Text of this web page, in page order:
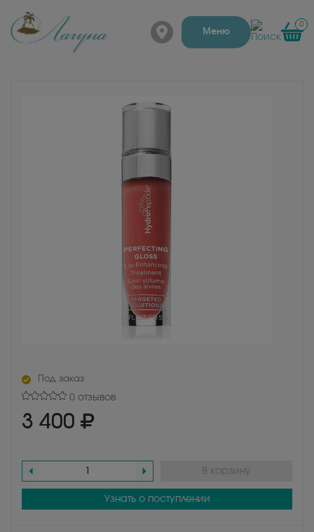
г. Барнаул,
Меню
0
Под заказ
0 отзывов
3 400
В корзину
Узнать о поступлении